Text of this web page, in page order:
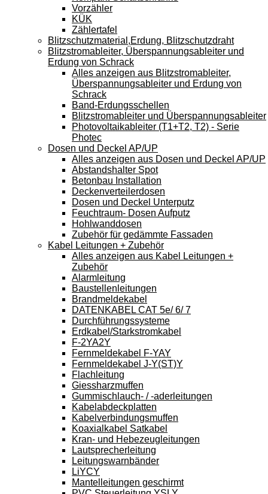
Vorzähler
KÜK
Zählertafel
Blitzschutzmaterial,Erdung, Blitzschutzdraht
Blitzstromableiter, Überspannungsableiter und
Erdung von Schrack
Alles anzeigen aus Blitzstromableiter,
Überspannungsableiter und Erdung von
Schrack
Band-Erdungsschellen
Blitzstromableiter und Überspannungsableiter
Photovoltaikableiter (T1+T2, T2) - Serie
Photec
Dosen und Deckel AP/UP
Alles anzeigen aus Dosen und Deckel AP/UP
Abstandshalter Spot
Betonbau Installation
Deckenverteilerdosen
Dosen und Deckel Unterputz
Feuchtraum- Dosen Aufputz
Hohlwanddosen
Zubehör für gedämmte Fassaden
Kabel Leitungen + Zubehör
Alles anzeigen aus Kabel Leitungen +
Zubehör
Alarmleitung
Baustellenleitungen
Brandmeldekabel
DATENKABEL CAT 5e/ 6/ 7
Durchführungssysteme
Erdkabel/Starkstromkabel
F-2YA2Y
Fernmeldekabel F-YAY
Fernmeldekabel J-Y(ST)Y
Flachleitung
Giessharzmuffen
Gummischlauch- / -aderleitungen
Kabelabdeckplatten
Kabelverbindungsmuffen
Koaxialkabel Satkabel
Kran- und Hebezeugleitungen
Lautsprecherleitung
Leitungswarnbänder
LiYCY
Mantelleitungen geschirmt